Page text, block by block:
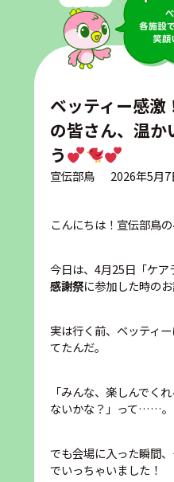
ベッティー感激
の皆さん、温か
う
宣伝部鳥 2026年5月7
こんにちは！宣伝部鳥
今日は、4月25日「ケ
感謝祭に参加した時のお
実は行く前、ベッティ
てたんだ。
「みんな、楽しんでく
ないかな？」って……。
でも会場に入った瞬間
でいっちゃいました！